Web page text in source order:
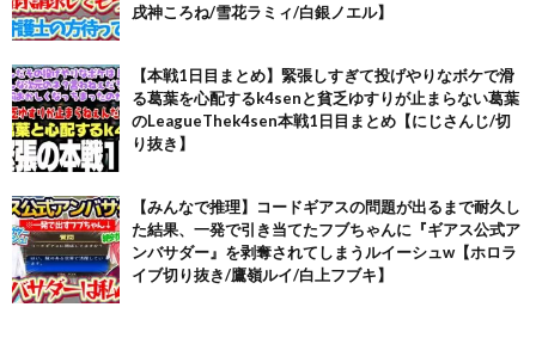
戌神ころね/雪花ラミィ/白銀ノエル】
【本戦1日目まとめ】緊張しすぎて投げやりなボケで滑
る葛葉を心配するk4senと貧乏ゆすりが止まらない葛葉
のLeagueThek4sen本戦1日目まとめ【にじさんじ/切
り抜き】
【みんなで推理】コードギアスの問題が出るまで耐久し
た結果、一発で引き当てたフブちゃんに『ギアス公式ア
ンバサダー』を剥奪されてしまうルイーシュw【ホロラ
イブ切り抜き/鷹嶺ルイ/白上フブキ】